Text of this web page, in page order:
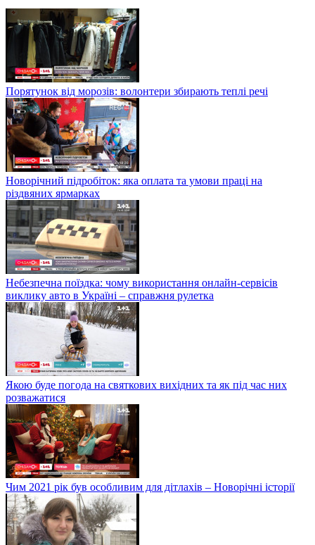
Порятунок від морозів: волонтери збирають теплі речі
Новорічний підробіток: яка оплата та умови праці на
різдвяних ярмарках
Небезпечна поїздка: чому використання онлайн-сервісів
виклику авто в Україні – справжня рулетка
Якою буде погода на святкових вихідних та як під час них
розважатися
Чим 2021 рік був особливим для дітлахів – Новорічні історії